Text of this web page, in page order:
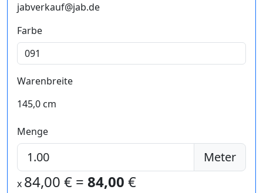
jabverkauf@jab.de
Farbe
Warenbreite
145,0 cm
Menge
Meter
x 84,00 € = 84,00 €